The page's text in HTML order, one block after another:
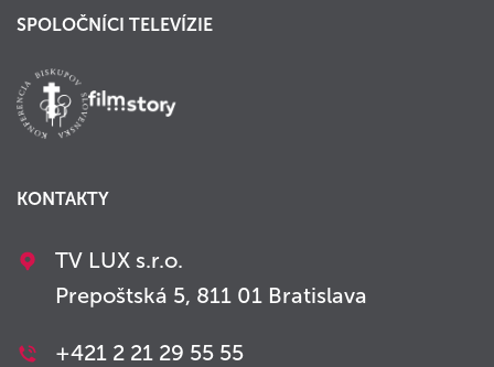
SPOLOČNÍCI TELEVÍZIE
KONTAKTY
TV LUX s.r.o.
Prepoštská 5, 811 01 Bratislava
+421 2 21 29 55 55